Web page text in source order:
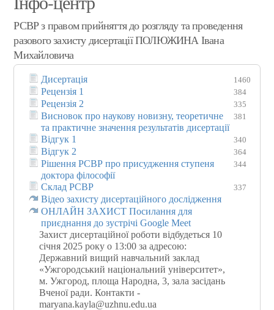
РСВР з правом прийняття до розгляду та проведення
разового захисту дисертації ПОЛЮЖИНА Івана
Михайловича
Дисертація 1460
Рецензія 1 384
Рецензія 2 335
Висновок про наукову новизну, теоретичне
та практичне значення результатів дисертації
381
Відгук 1 340
Відгук 2 364
Рішення РСВР про присудження ступеня
доктора філософії
344
Склад РСВР 337
Відео захисту дисертаційного дослідження
ОНЛАЙН ЗАХИСТ Посилання для
приєднання до зустрічі Google Meet
Захист дисертаційної роботи відбудеться 10
січня 2025 року о 13:00 за адресою:
Державний вищий навчальний заклад
«Ужгородський національний університет»,
м. Ужгород, площа Народна, 3, зала засідань
Вченої ради. Контакти -
maryana.kayla@uzhnu.edu.ua